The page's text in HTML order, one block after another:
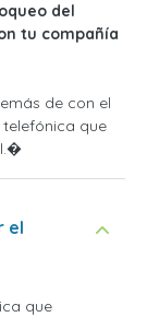
del
tu compañía
de con el
que
el
que